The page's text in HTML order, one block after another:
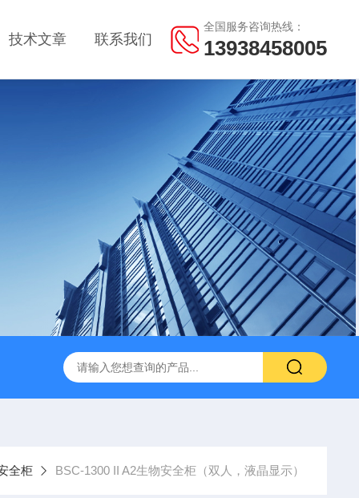
全国服务咨询热线：
13938458005
技术文章 联系我们
GC-2060F智能血液中酒精色谱仪，血液酒精检测仪
全柜 BSC-1300 II A2生物安全柜（双人，液晶显示）